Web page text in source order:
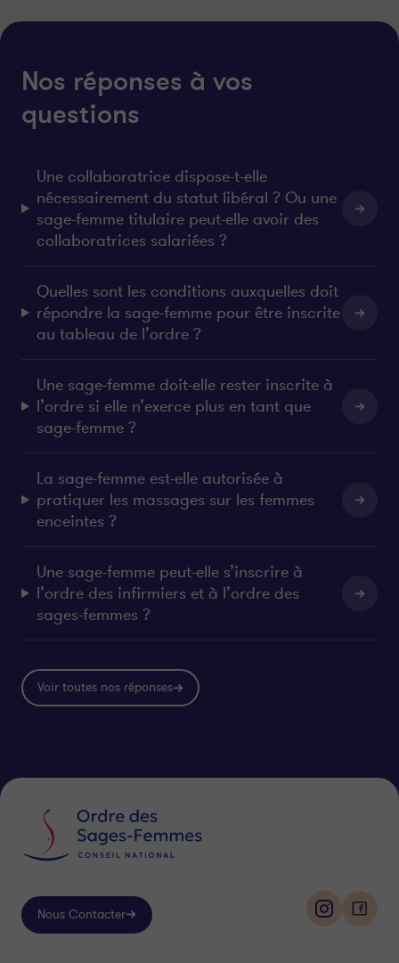
Nos réponses à vos
questions
Voir toutes nos réponses
Une collaboratrice dispose-t-elle
nécessairement du statut libéral ? Ou une
sage-femme titulaire peut-elle avoir des
collaboratrices salariées ?
Quelles sont les conditions auxquelles doit
répondre la sage-femme pour être inscrite
au tableau de l’ordre ?
Une sage-femme doit-elle rester inscrite à
l’ordre si elle n’exerce plus en tant que
sage-femme ?
La sage-femme est-elle autorisée à
pratiquer les massages sur les femmes
enceintes ?
Une sage-femme peut-elle s’inscrire à
l’ordre des infirmiers et à l’ordre des
sages-femmes ?
Nous Contacter
i
f